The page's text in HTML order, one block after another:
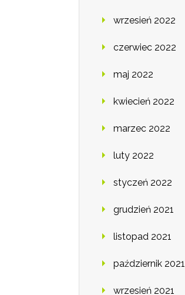
wrzesień 2022
czerwiec 2022
maj 2022
kwiecień 2022
marzec 2022
luty 2022
styczeń 2022
grudzień 2021
listopad 2021
październik 2021
wrzesień 2021